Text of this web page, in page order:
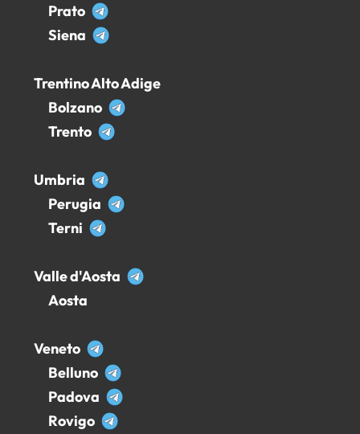
Prato
Siena
Trentino Alto Adige
Bolzano
Trento
Umbria
Perugia
Terni
Valle d'Aosta
Aosta
Veneto
Belluno
Padova
Rovigo